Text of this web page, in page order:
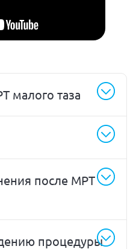
малого таза
после МРТ
процедуры